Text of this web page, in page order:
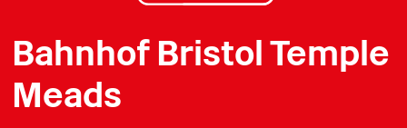
Bahnhof Bristol Temple
Meads